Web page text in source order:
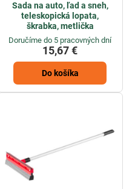
Sada na auto, ľad a sneh,
teleskopická lopata,
škrabka, metlička
Doručíme do 5 pracovných dní
15,67 €
Do košíka